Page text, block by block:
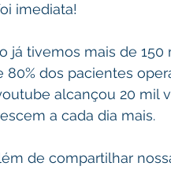
imediata!
já tivemos mais de
80% dos pacientes
alcançou 20 mil
a cada dia mais.
de compartilhar